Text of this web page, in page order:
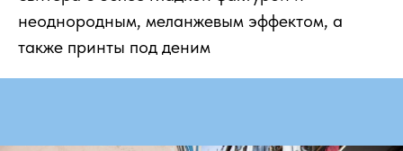
неоднородным, меланжевым эффектом, а
также принты под деним